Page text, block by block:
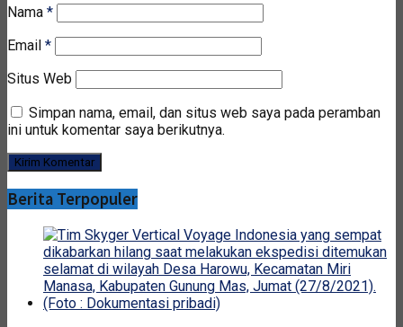
Nama *
Email *
Situs Web
Simpan nama, email, dan situs web saya pada peramban
ini untuk komentar saya berikutnya.
Berita Terpopuler